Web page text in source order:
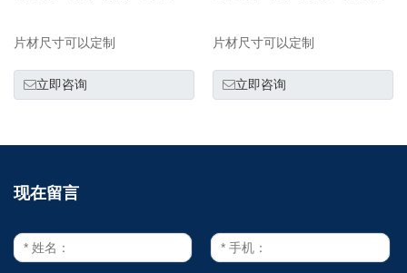
片材尺寸可以定制
立即咨询
片材尺寸可以定制
立即咨询
现在留言